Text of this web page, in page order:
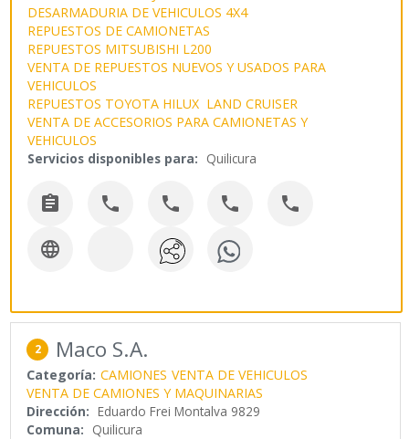
DESARMADURIA DE VEHICULOS 4X4
REPUESTOS DE CAMIONETAS
REPUESTOS MITSUBISHI L200
VENTA DE REPUESTOS NUEVOS Y USADOS PARA
VEHICULOS
REPUESTOS TOYOTA HILUX LAND CRUISER
VENTA DE ACCESORIOS PARA CAMIONETAS Y
VEHICULOS
Servicios disponibles para: Quilicura
    

2 Maco S.A.
Categoría: CAMIONES VENTA DE VEHICULOS
VENTA DE CAMIONES Y MAQUINARIAS
Dirección: Eduardo Frei Montalva 9829
Comuna: Quilicura